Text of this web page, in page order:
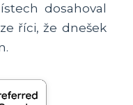
dosahoval
říci, že dnešek